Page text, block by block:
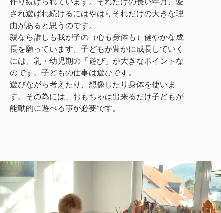
作り続けられています。それだけの長い年月、愛
され遊ばれ続けるにはやはりそれだけの大きな理
由があると思うのです。
親なら誰しも我が子の（心も身体も）健やかな成
長を願っています。子どもが豊かに成長していく
には、乳・幼児期の「遊び」が大きなポイントな
のです。子どもの仕事は遊びです。
遊びながら考えたり、想像したり身体を使いま
す。その為には、おもちゃは出来るだけ子どもが
能動的に遊べる事が必要です。